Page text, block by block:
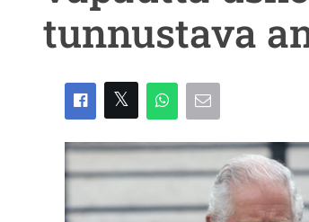
tunnustava